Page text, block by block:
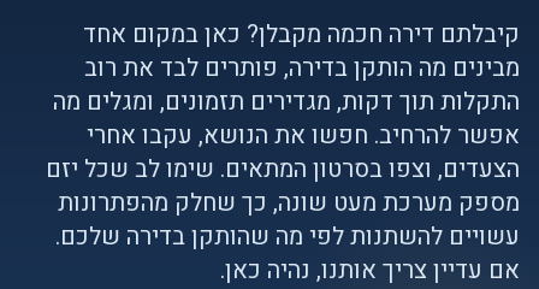
קיבלתם דירה חכמה מקבלן? כאן במקום אחד
מבינים מה הותקן בדירה, פותרים לבד את רוב
התקלות תוך דקות, מגדירים תזמונים, ומגלים מה
אפשר להרחיב. חפשו את הנושא, עקבו אחרי
הצעדים, וצפו בסרטון המתאים. שימו לב שכל יזם
מספק מערכת מעט שונה, כך שחלק מהפתרונות
עשויים להשתנות לפי מה שהותקן בדירה שלכם.
אם עדיין צריך אותנו, נהיה כאן.